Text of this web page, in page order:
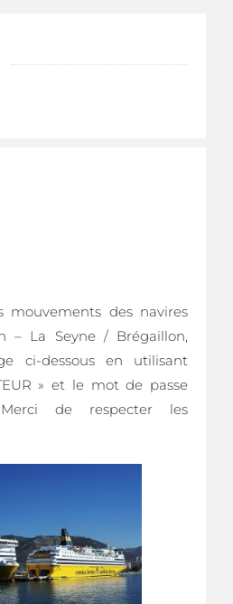
mouvements des navires
– La Seyne / Brégaillon,
ci-dessous en utilisant
» et le mot de passe
de respecter les